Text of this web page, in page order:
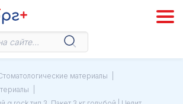
материалы